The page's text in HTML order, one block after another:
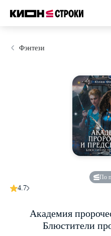
Фэнтези
По
4.7
Академия
Блюстители